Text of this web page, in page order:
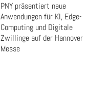
PNY präsentiert neue
Anwendungen für KI, Edge-
Computing und Digitale
Zwillinge auf der Hannover
Messe